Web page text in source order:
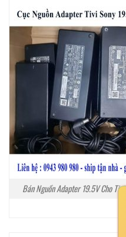
Bán Nguồn Adapter 19.5V Cho